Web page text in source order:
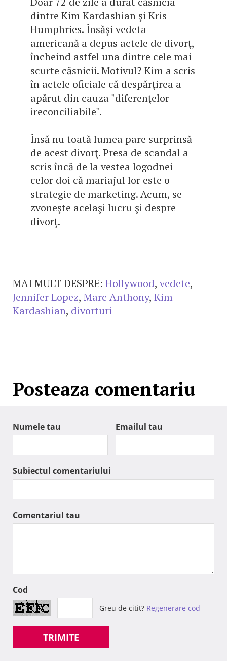
dintre Kim Kardashian şi Kris
Humphries. Însăşi vedeta
americană a depus actele de divorţ,
încheind astfel una dintre cele mai
scurte căsnicii. Motivul? Kim a scris
în actele oficiale că despărţirea a
apărut din cauza "diferenţelor
ireconciliabile".
Însă nu toată lumea pare surprinsă
de acest divorţ. Presa de scandal a
scris încă de la vestea logodnei
celor doi că mariajul lor este o
strategie de marketing. Acum, se
zvoneşte acelaşi lucru şi despre
divorţ.
MAI MULT DESPRE: Hollywood, vedete,
Jennifer Lopez, Marc Anthony, Kim
Kardashian, divorturi
Posteaza comentariu
Numele tau Emailul tau
Subiectul comentariului
Comentariul tau
Cod
Greu de citit? Regenerare cod
TRIMITE